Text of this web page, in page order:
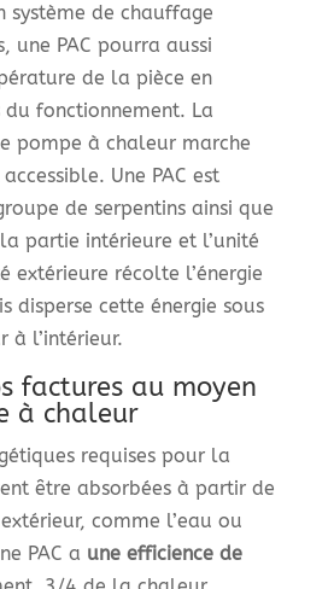
système de chauffage
une PAC pourra aussi
de la pièce en
du fonctionnement. La
pompe à chaleur marche
Une PAC est
de serpentins ainsi que
partie intérieure et l’unité
extérieure récolte l’énergie
disperse cette énergie sous
à l’intérieur.
factures au moyen
à chaleur
requises pour la
être absorbées à partir de
comme l’eau ou
PAC a une efficience de